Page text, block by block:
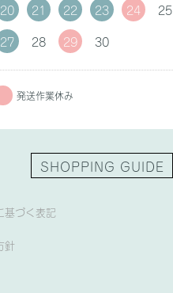
20
21 22 23 24 25
27
28 29 30
発送作業休み
SHOPPING GUIDE
基づく表記
針